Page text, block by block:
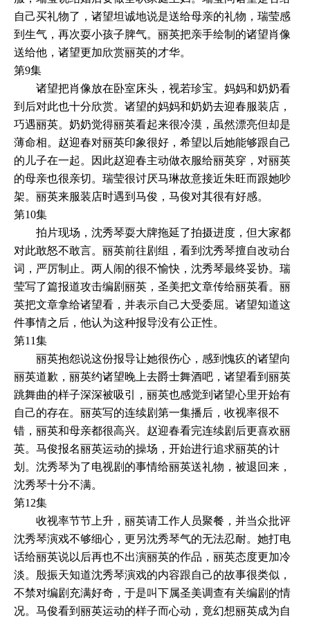
自己买礼物了，诸望坦诚地说是送给母亲的礼物，瑞莹感
到生气，再次耍小孩子脾气。丽英把亲手绘制的诸望肖像
送给他，诸望更加欣赏丽英的才华。
第9集
诸望把肖像放在卧室床头，视若珍宝。妈妈和奶奶看
到后对此也十分欣赏。诸望的妈妈和奶奶去迎春服装店，
巧遇丽英。奶奶觉得丽英看起来很冷漠，虽然漂亮但却是
薄命相。赵迎春对丽英印象很好，希望以后她能够跟自己
的儿子在一起。因此赵迎春主动做衣服给丽英穿，对丽英
的母亲也很亲切。瑞莹很讨厌马琳故意接近朱旺而跟她吵
架。丽英来服装店时遇到马俊，马俊对其很有好感。
第10集
拍片现场，沈秀琴耍大牌拖延了拍摄进度，但大家都
对此敢怒不敢言。丽英前往剧组，看到沈秀琴擅自改动台
词，严厉制止。两人闹的很不愉快，沈秀琴最终妥协。瑞
莹写了篇报道攻击编剧丽英，圣美把文章传给丽英看。丽
英把文章拿给诸望看，并表示自己大受委屈。诸望知道这
件事情之后，他认为这种报导没有公正性。
第11集
丽英抱怨说这份报导让她很伤心，感到愧疚的诸望向
丽英道歉，丽英约诸望晚上去爵士舞酒吧，诸望看到丽英
跳舞曲的样子深深被吸引，丽英也感觉到诸望心里开始有
自己的存在。丽英写的连续剧第一集播后，收视率很不
错，丽英和母亲都很高兴。赵迎春看完连续剧后更喜欢丽
英。马俊报名丽英运动的操场，开始进行追求丽英的计
划。沈秀琴为了电视剧的事情给丽英送礼物，被退回来，
沈秀琴十分不满。
第12集
收视率节节上升，丽英请工作人员聚餐，并当众批评
沈秀琴演戏不够细心，更另沈秀琴气的无法忍耐。她打电
话给丽英说以后再也不出演丽英的作品，丽英态度更加冷
淡。殷振天知道沈秀琴演戏的内容跟自己的故事很类似，
不禁对编剧充满好奇，于是叫下属圣美调查有关编剧的情
况。马俊看到丽英运动的样子而心动，竟幻想丽英成为自